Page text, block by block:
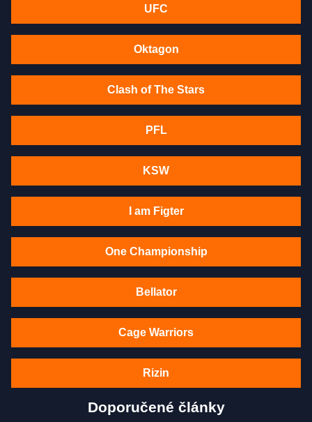
UFC
Oktagon
Clash of The Stars
PFL
KSW
I am Figter
One Championship
Bellator
Cage Warriors
Rizin
Doporučené články